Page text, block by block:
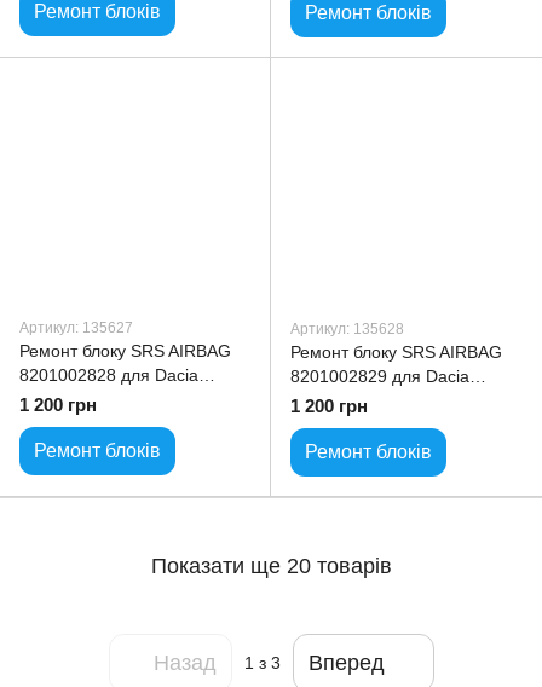
Ремонт блоків Ремонт блоків
Артикул: 135627
Ремонт блоку SRS AIRBAG
8201002828 для Dacia
Sandero
1 200 грн
Ремонт блоків
Артикул: 135628
Ремонт блоку SRS AIRBAG
8201002829 для Dacia
Sandero
1 200 грн
Ремонт блоків
Показати ще 20 товарів
Назад 1 з 3 Вперед